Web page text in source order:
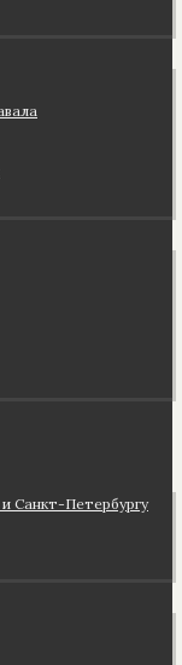
Санкт-Петербургу